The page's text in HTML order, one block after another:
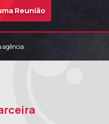
Reunião
agência